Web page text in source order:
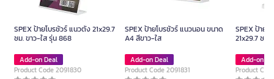
SPEX ป้ายโบรชัวร์ แนวตั้ง 21x29.7
ซม. ขาว-ใส รุ่น 868
Add-on Deal
Product Code 2091830
SPEX ป้ายโบรชัวร์ แนวนอน ขนาด
A4 สีขาว-ใส
Add-on Deal
Product Code 2091831
SPEX ป้าย
21x29.7 ซม.
Add-on
Product